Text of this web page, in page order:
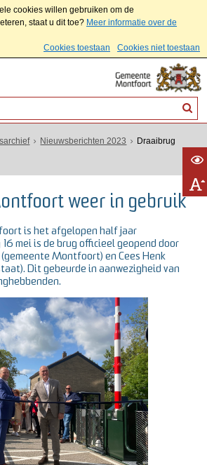
cookies willen gebruiken om de
staat u dit toe? Meer informatie over de
Cookies toestaan
Cookies niet toestaan
Nieuwsberichten 2023
Draaibrug
weer in gebruik
is het afgelopen half jaar
mei is de brug officieel geopend door
Montfoort) en Cees Henk
Dit gebeurde in aanwezigheid van